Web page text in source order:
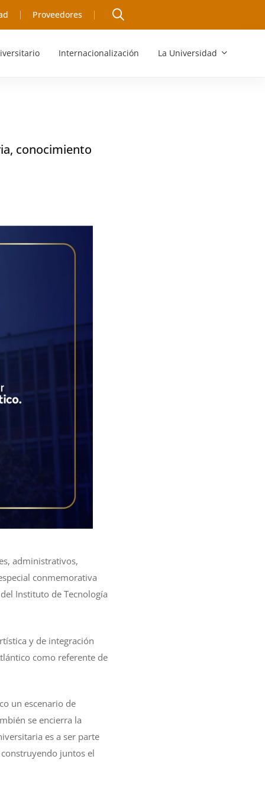
Proveedores
Internacionalización La Universidad
conocimiento
administrativos,
conmemorativa
Instituto de Tecnología
y de integración
como referente de
un escenario de
se encierra la
es a ser parte
juntos el